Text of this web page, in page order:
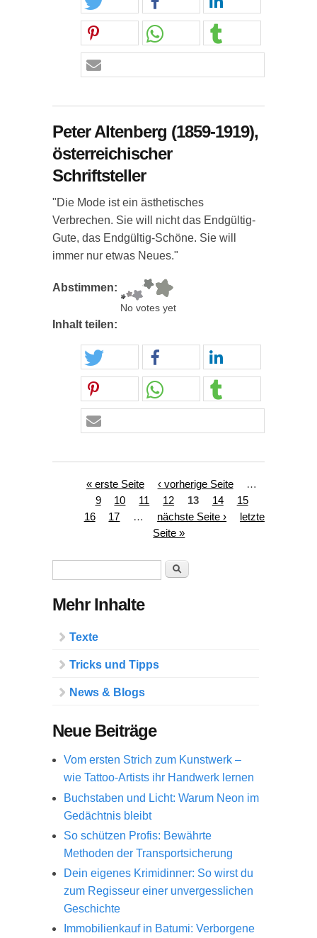
Peter Altenberg (1859-1919),
österreichischer
Schriftsteller
"Die Mode ist ein ästhetisches
Verbrechen. Sie will nicht das Endgültig-
Gute, das Endgültig-Schöne. Sie will
immer nur etwas Neues."
Abstimmen:
No votes yet
Inhalt teilen:
Seiten« erste Seite ‹ vorherige Seite
…
9
10 11 12 13 14
15
16
17 … nächste Seite ›
letzte
Seite »
Suche
Mehr Inhalte
Texte
Tricks und Tipps
News & Blogs
Neue Beiträge
Vom ersten Strich zum Kunstwerk –
wie Tattoo-Artists ihr Handwerk lernen
Buchstaben und Licht: Warum Neon im
Gedächtnis bleibt
So schützen Profis: Bewährte
Methoden der Transportsicherung
Dein eigenes Krimidinner: So wirst du
zum Regisseur einer unvergesslichen
Geschichte
Immobilienkauf in Batumi: Verborgene